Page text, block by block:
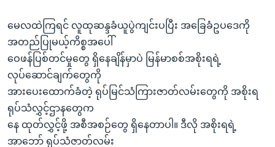
နေရာ
ကျော်
ရန်
ဘာသာစကားများ
မေလထဲကြရင် လူထုဆန္ဒခံယူပွဲကျင်းပပြီး အခြေခံဥပဒေကို
အတည်ပြုမယ့်ကိစ္စအပေါ်
ဝေဖန်ပြစ်တင်မှုတွေ ရှိနေချိန်မှာပဲ မြန်မာစစ်အစိုးရရဲ့
လုပ်ဆောင်ချက်တွေကို
အားပေးထောက်ခံတဲ့ ရုပ်မြင်သံကြားဇာတ်လမ်းတွေကို အစိုးရ
ရုပ်သံလွှင့်ဌာနတွေက
နေ ထုတ်လွှင့်ဖို့ အစီအစဉ်တွေ ရှိနေတာပါ။ ဒီလို အစိုးရရဲ့
အာဘော် ရုပ်သံဇာတ်လမ်း